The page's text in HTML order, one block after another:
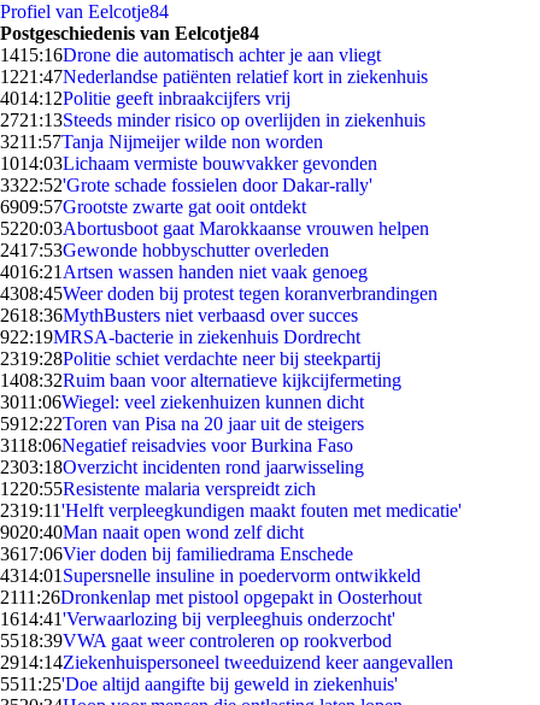
Profiel van Eelcotje84
Postgeschiedenis van Eelcotje84
1415:16Drone die automatisch achter je aan vliegt
1221:47Nederlandse patiënten relatief kort in ziekenhuis
4014:12Politie geeft inbraakcijfers vrij
2721:13Steeds minder risico op overlijden in ziekenhuis
3211:57Tanja Nijmeijer wilde non worden
1014:03Lichaam vermiste bouwvakker gevonden
3322:52'Grote schade fossielen door Dakar-rally'
6909:57Grootste zwarte gat ooit ontdekt
5220:03Abortusboot gaat Marokkaanse vrouwen helpen
2417:53Gewonde hobbyschutter overleden
4016:21 Artsen wassen handen niet vaak genoeg
4308:45Weer doden bij protest tegen koranverbrandingen
2618:36MythBusters niet verbaasd over succes
922:19MRSA-bacterie in ziekenhuis Dordrecht
2319:28Politie schiet verdachte neer bij steekpartij
1408:32Ruim baan voor alternatieve kijkcijfermeting
3011:06Wiegel: veel ziekenhuizen kunnen dicht
5912:22Toren van Pisa na 20 jaar uit de steigers
3118:06Negatief reisadvies voor Burkina Faso
2303:18Overzicht incidenten rond jaarwisseling
1220:55Resistente malaria verspreidt zich
2319:11'Helft verpleegkundigen maakt fouten met medicatie'
9020:40Man naait open wond zelf dicht
3617:06Vier doden bij familiedrama Enschede
4314:01 Supersnelle insuline in poedervorm ontwikkeld
2111:26Dronkenlap met pistool opgepakt in Oosterhout
1614:41'Verwaarlozing bij verpleeghuis onderzocht'
5518:39VWA gaat weer controleren op rookverbod
2914:14Ziekenhuispersoneel tweeduizend keer aangevallen
5511:25'Doe altijd aangifte bij geweld in ziekenhuis'